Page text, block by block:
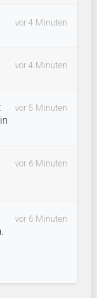
vor 4 Minuten
vor 4 Minuten
vor 5 Minuten
vor 6 Minuten
vor 6 Minuten